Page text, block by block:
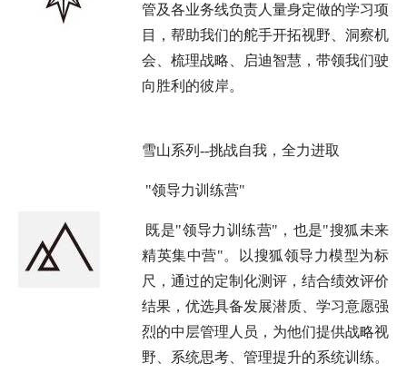
管及各业务线负责人量身定做的学习项
目，帮助我们的舵手开拓视野、洞察机
会、梳理战略、启迪智慧，带领我们驶
向胜利的彼岸。
雪山系列--挑战自我，全力进取
"领导力训练营"
既是"领导力训练营"，也是"搜狐未来
精英集中营"。以搜狐领导力模型为标
尺，通过的定制化测评，结合绩效评价
结果，优选具备发展潜质、学习意愿强
烈的中层管理人员，为他们提供战略视
野、系统思考、管理提升的系统训练。